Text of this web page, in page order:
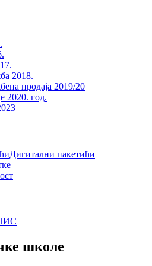
2018.
продаја 2019/20
2020. год.
Дигитални пакетићи
школе